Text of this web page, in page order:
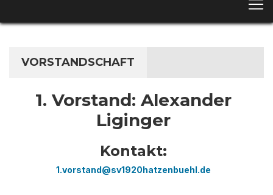
VORSTANDSCHAFT
1. Vorstand: Alexander
Liginger
Kontakt:
1.vorstand@sv1920hatzenbuehl.de